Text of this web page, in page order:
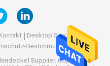
Desktop Site
Bestimmungen
Supplier. Copyright ©